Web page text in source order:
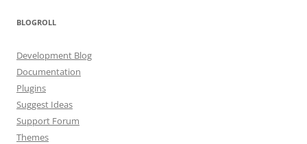
BLOGROLL
Development Blog
Documentation
Plugins
Suggest Ideas
Support Forum
Themes